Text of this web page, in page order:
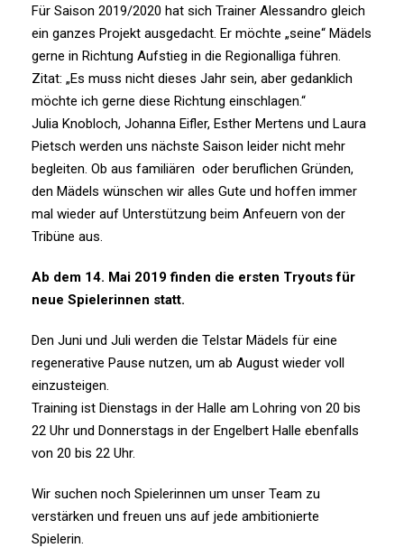
Für Saison 2019/2020 hat sich Trainer Alessandro gleich
ein ganzes Projekt ausgedacht. Er möchte „seine“ Mädels
gerne in Richtung Aufstieg in die Regionalliga führen.
Zitat: „Es muss nicht dieses Jahr sein, aber gedanklich
möchte ich gerne diese Richtung einschlagen.“
Julia Knobloch, Johanna Eifler, Esther Mertens und Laura
Pietsch werden uns nächste Saison leider nicht mehr
begleiten. Ob aus familiären oder beruflichen Gründen,
den Mädels wünschen wir alles Gute und hoffen immer
mal wieder auf Unterstützung beim Anfeuern von der
Tribüne aus.
Ab dem 14. Mai 2019 finden die ersten Tryouts für
neue Spielerinnen statt.
Den Juni und Juli werden die Telstar Mädels für eine
regenerative Pause nutzen, um ab August wieder voll
einzusteigen.
Training ist Dienstags in der Halle am Lohring von 20 bis
22 Uhr und Donnerstags in der Engelbert Halle ebenfalls
von 20 bis 22 Uhr.
Wir suchen noch Spielerinnen um unser Team zu
verstärken und freuen uns auf jede ambitionierte
Spielerin.